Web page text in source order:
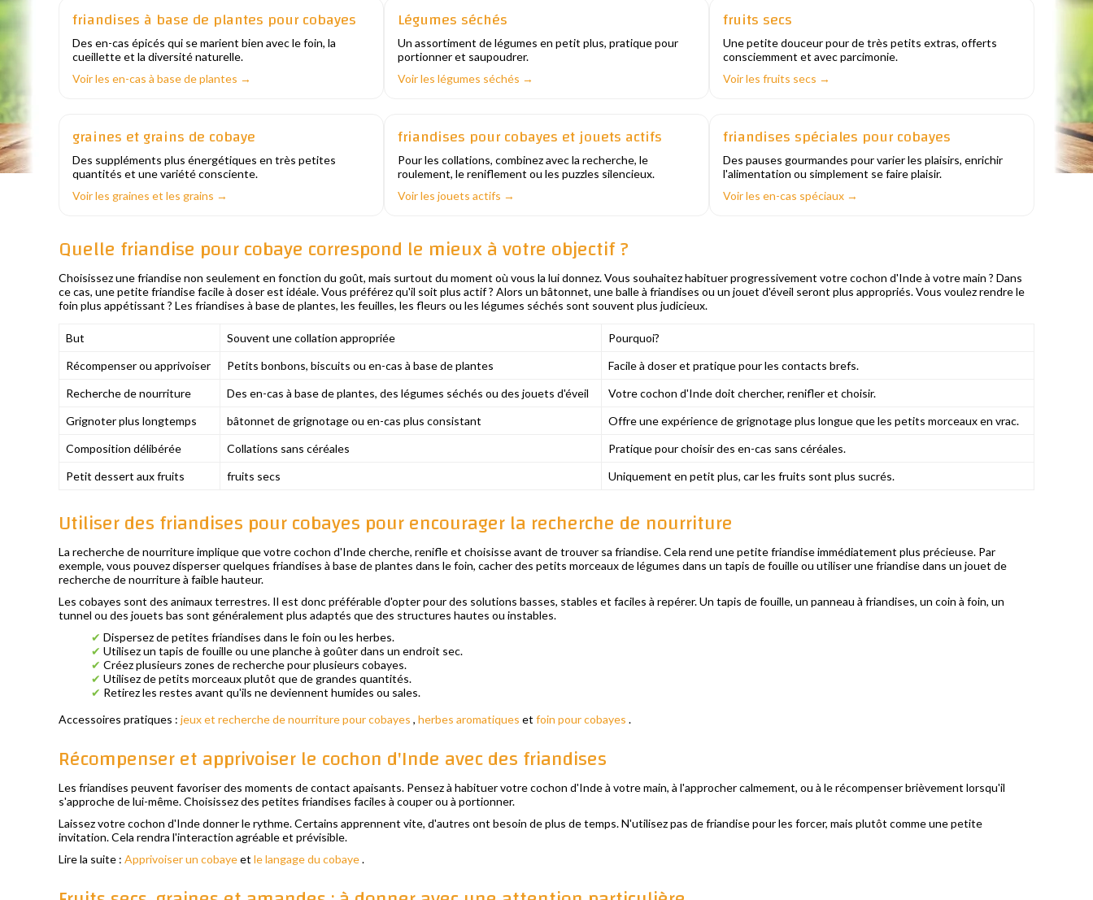
friandises à base de plantes pour cobayes
Des en-cas épicés qui se marient bien avec le foin, la
cueillette et la diversité naturelle.
Voir les en-cas à base de plantes →
Légumes séchés
Un assortiment de légumes en petit plus, pratique pour
portionner et saupoudrer.
Voir les légumes séchés →
fruits secs
Une petite douceur pour de très petits extras, offerts
consciemment et avec parcimonie.
Voir les fruits secs →
graines et grains de cobaye
Des suppléments plus énergétiques en très petites
quantités et une variété consciente.
Voir les graines et les grains →
friandises pour cobayes et jouets actifs
Pour les collations, combinez avec la recherche, le
roulement, le reniflement ou les puzzles silencieux.
Voir les jouets actifs →
friandises spéciales pour cobayes
Des pauses gourmandes pour varier les plaisirs, enrichir
l'alimentation ou simplement se faire plaisir.
Voir les en-cas spéciaux →
Quelle friandise pour cobaye correspond le mieux à votre objectif ?
Choisissez une friandise non seulement en fonction du goût, mais surtout du moment où vous la lui donnez. Vous souhaitez habituer progressivement votre cochon d'Inde à votre main ? Dans
ce cas, une petite friandise facile à doser est idéale. Vous préférez qu'il soit plus actif ? Alors un bâtonnet, une balle à friandises ou un jouet d'éveil seront plus appropriés. Vous voulez rendre le
foin plus appétissant ? Les friandises à base de plantes, les feuilles, les fleurs ou les légumes séchés sont souvent plus judicieux.
But Souvent une collation appropriée
Pourquoi?
Récompenser ou apprivoiser
Petits bonbons, biscuits ou en-cas à base de plantes
Facile à doser et pratique pour les contacts brefs.
Recherche de nourriture
Des en-cas à base de plantes, des légumes séchés ou des jouets d'éveil
Votre cochon d'Inde doit chercher, renifler et choisir.
Grignoter plus longtemps
bâtonnet de grignotage ou en-cas plus consistant
Offre une expérience de grignotage plus longue que les petits morceaux en vrac.
Composition délibérée
Collations sans céréales
Pratique pour choisir des en-cas sans céréales.
Petit dessert aux fruits
fruits secs Uniquement en petit plus, car les fruits sont plus sucrés.
Utiliser des friandises pour cobayes pour encourager la recherche de nourriture
La recherche de nourriture implique que votre cochon d'Inde cherche, renifle et choisisse avant de trouver sa friandise. Cela rend une petite friandise immédiatement plus précieuse. Par
exemple, vous pouvez disperser quelques friandises à base de plantes dans le foin, cacher des petits morceaux de légumes dans un tapis de fouille ou utiliser une friandise dans un jouet de
recherche de nourriture à faible hauteur.
Les cobayes sont des animaux terrestres. Il est donc préférable d'opter pour des solutions basses, stables et faciles à repérer. Un tapis de fouille, un panneau à friandises, un coin à foin, un
tunnel ou des jouets bas sont généralement plus adaptés que des structures hautes ou instables.
✔ Dispersez de petites friandises dans le foin ou les herbes.
✔ Utilisez un tapis de fouille ou une planche à goûter dans un endroit sec.
✔ Créez plusieurs zones de recherche pour plusieurs cobayes.
✔ Utilisez de petits morceaux plutôt que de grandes quantités.
✔ Retirez les restes avant qu'ils ne deviennent humides ou sales.
Accessoires pratiques : jeux et recherche de nourriture pour cobayes , herbes aromatiques et foin pour cobayes .
Récompenser et apprivoiser le cochon d'Inde avec des friandises
Les friandises peuvent favoriser des moments de contact apaisants. Pensez à habituer votre cochon d'Inde à votre main, à l'approcher calmement, ou à le récompenser brièvement lorsqu'il
s'approche de lui-même. Choisissez des petites friandises faciles à couper ou à portionner.
Laissez votre cochon d'Inde donner le rythme. Certains apprennent vite, d'autres ont besoin de plus de temps. N'utilisez pas de friandise pour les forcer, mais plutôt comme une petite
invitation. Cela rendra l'interaction agréable et prévisible.
Lire la suite : Apprivoiser un cobayeet le langage du cobaye.